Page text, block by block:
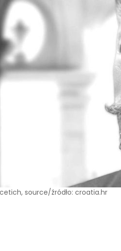
source/źródło: croatia.hr